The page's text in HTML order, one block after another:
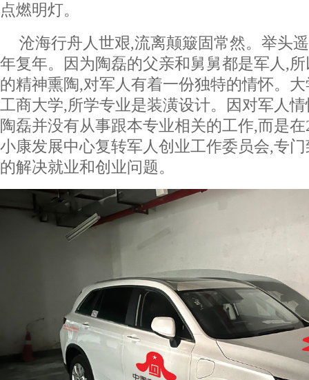
点燃明灯。
沧海行舟人世艰,流离颠簸固常然。举头
年复年。因为陶磊的父亲和舅舅都是军人,
的精神熏陶,对军人有着一份独特的情怀。
工商大学,所学专业是装潢设计。因对军人
陶磊并没有从事跟本专业相关的工作,而是
小康发展中心复转军人创业工作委员会,专
的解决就业和创业问题。